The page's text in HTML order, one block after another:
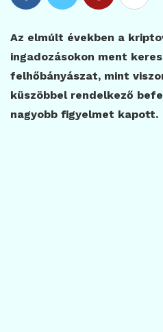
Az elmúlt években a
ingadozásokon ment
felhőbányászat, mint
küszöbbel rendelkező
nagyobb figyelmet kapott.